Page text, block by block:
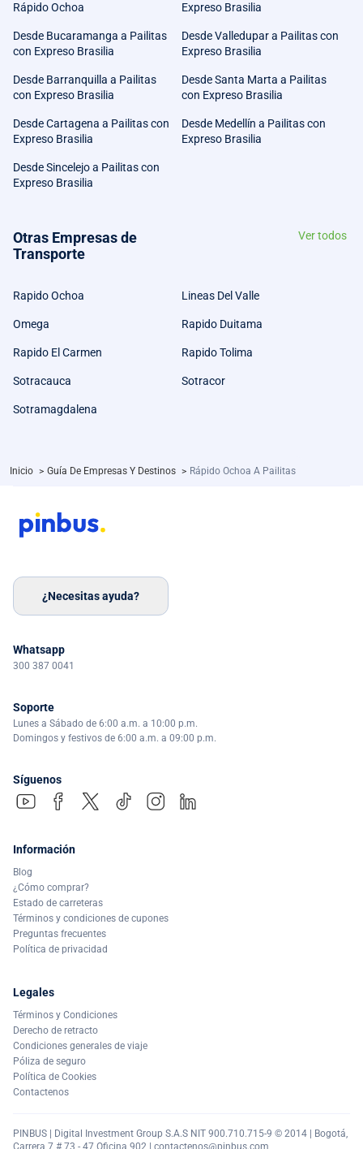
Rápido Ochoa
Expreso Brasilia
Desde Bucaramanga a Pailitas
con Expreso Brasilia
Desde Valledupar a Pailitas con
Expreso Brasilia
Desde Barranquilla a Pailitas
con Expreso Brasilia
Desde Santa Marta a Pailitas
con Expreso Brasilia
Desde Cartagena a Pailitas con
Expreso Brasilia
Desde Medellín a Pailitas con
Expreso Brasilia
Desde Sincelejo a Pailitas con
Expreso Brasilia
Otras Empresas de
Transporte
Ver todos
Rapido Ochoa Lineas Del Valle
Omega Rapido Duitama
Rapido El Carmen Rapido Tolima
Sotracauca Sotracor
Sotramagdalena
Inicio > Guía De Empresas Y Destinos > Rápido Ochoa A Pailitas
¿Necesitas ayuda?
Whatsapp
300 387 0041
Soporte
Lunes a Sábado de 6:00 a.m. a 10:00 p.m.
Domingos y festivos de 6:00 a.m. a 09:00 p.m.
Síguenos
Información
Blog
¿Cómo comprar?
Estado de carreteras
Términos y condiciones de cupones
Preguntas frecuentes
Política de privacidad
Legales
Términos y Condiciones
Derecho de retracto
Condiciones generales de viaje
Póliza de seguro
Política de Cookies
Contactenos
PINBUS | Digital Investment Group S.A.S NIT 900.710.715-9 © 2014 | Bogotá,